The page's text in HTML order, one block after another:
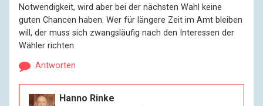
Notwendigkeit, wird aber bei der nächsten Wahl keine
guten Chancen haben. Wer für längere Zeit im Amt bleiben
will, der muss sich zwangsläufig nach den Interessen der
Wähler richten.
Antworten
Hanno Rinke